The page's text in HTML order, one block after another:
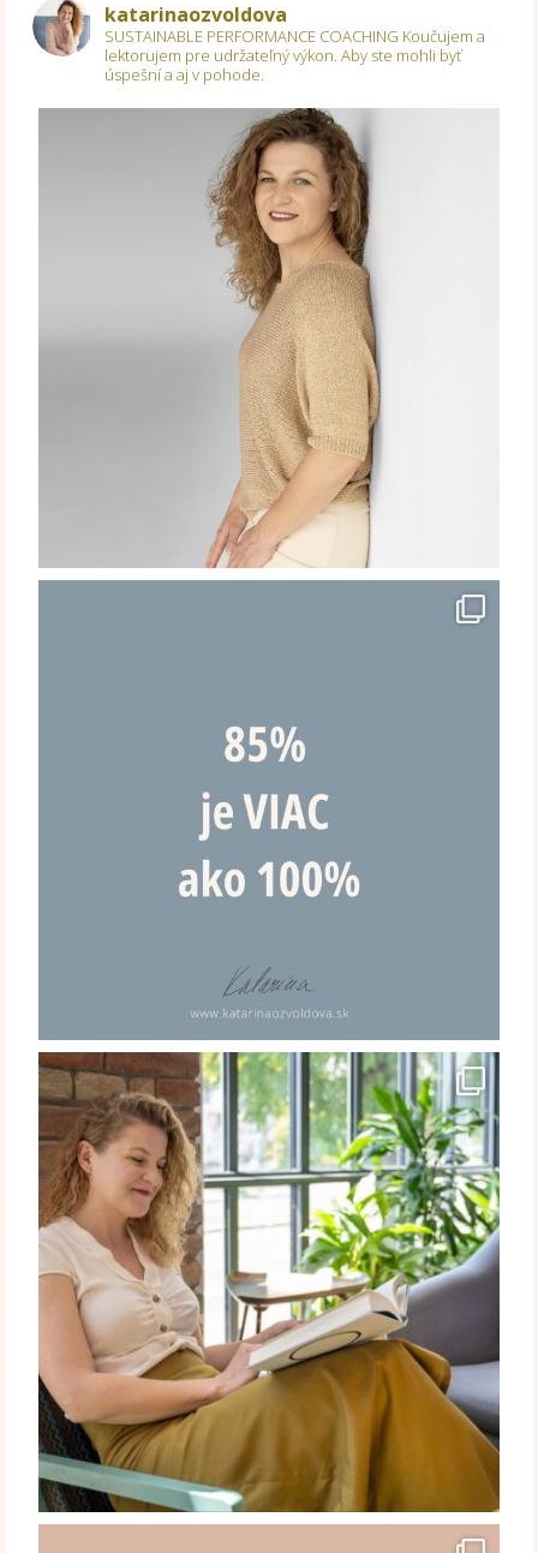
katarinaozvoldova
SUSTAINABLE PERFORMANCE COACHING Koučujem a
lektorujem pre udržateľný výkon.Aby ste mohli byť
úspešní a aj v pohode.